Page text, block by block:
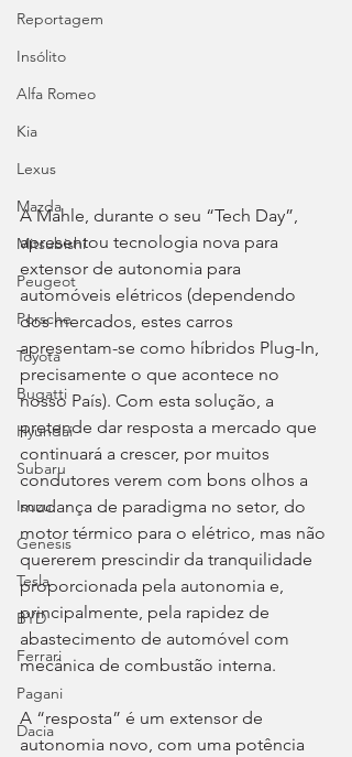
Reportagem
Insólito
Alfa Romeo
Kia
Lexus
Mazda
Mitsubishi
Peugeot
Porsche
Toyota
Bugatti
Hyundai
Subaru
Isuzu
Genesis
Tesla
BYD
Ferrari
Pagani
Dacia
A Mahle, durante o seu “Tech Day”,
apresentou tecnologia nova para
extensor de autonomia para
automóveis elétricos (dependendo
dos mercados, estes carros
apresentam-se como híbridos Plug-In,
precisamente o que acontece no
nosso País). Com esta solução, a
pretende dar resposta a mercado que
continuará a crescer, por muitos
condutores verem com bons olhos a
mudança de paradigma no setor, do
motor térmico para o elétrico, mas não
quererem prescindir da tranquilidade
proporcionada pela autonomia e,
principalmente, pela rapidez de
abastecimento de automóvel com
mecânica de combustão interna.
A “resposta” é um extensor de
autonomia novo, com uma potência